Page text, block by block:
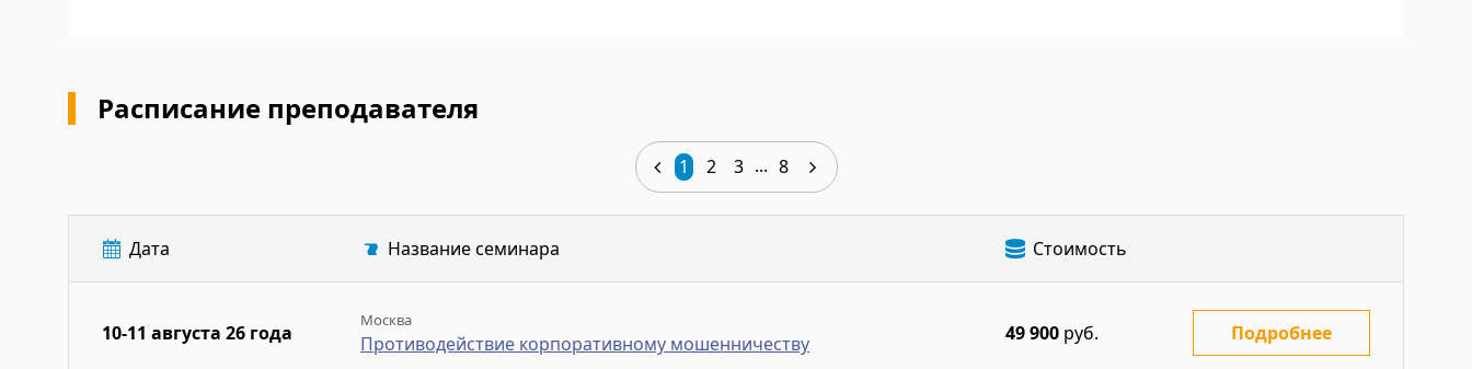
Расписание преподавателя
1 2 3 ... 8
Дата Название семинара Стоимость
10-11 августа 26 года
Москва
Противодействие корпоративному мошенничеству 49 900 руб. Подробнее